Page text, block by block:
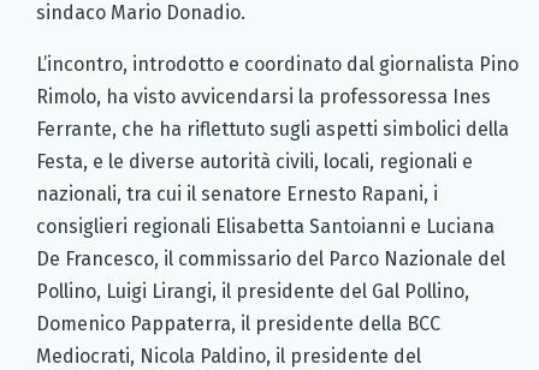
sindaco Mario Donadio.
L’incontro, introdotto e coordinato dal giornalista Pino
Rimolo, ha visto avvicendarsi la professoressa Ines
Ferrante, che ha riflettuto sugli aspetti simbolici della
Festa, e le diverse autorità civili, locali, regionali e
nazionali, tra cui il senatore Ernesto Rapani, i
consiglieri regionali Elisabetta Santoianni e Luciana
De Francesco, il commissario del Parco Nazionale del
Pollino, Luigi Lirangi, il presidente del Gal Pollino,
Domenico Pappaterra, il presidente della BCC
Mediocrati, Nicola Paldino, il presidente del